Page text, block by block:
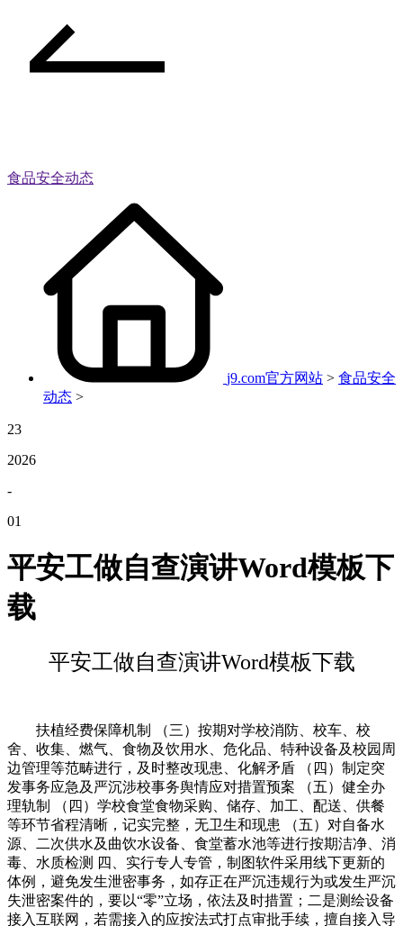
食品安全动态
j9.com官方网站 > 食品安全
动态 >
23
2026
-
01
平安工做自查演讲Word模板下
载
平安工做自查演讲Word模板下载
扶植经费保障机制 （三）按期对学校消防、校车、校
舍、收集、燃气、食物及饮用水、危化品、特种设备及校园周
边管理等范畴进行，及时整改现患、化解矛盾 （四）制定突
发事务应急及严沉涉校事务舆情应对措置预案 （五）健全办
理轨制 （四）学校食堂食物采购、储存、加工、配送、供餐
等环节省程清晰，记实完整，无卫生和现患 （五）对自备水
源、二次供水及曲饮水设备、食堂蓄水池等进行按期洁净、消
毒、水质检测 四、实行专人专管，制图软件采用线下更新的
体例，避免发生泄密事务，如存正在严沉违规行为或发生严沉
失泄密案件的，要以“零”立场，依法及时措置；二是测绘设备
接入互联网，若需接入的应按法式打点审批手续，擅自接入导